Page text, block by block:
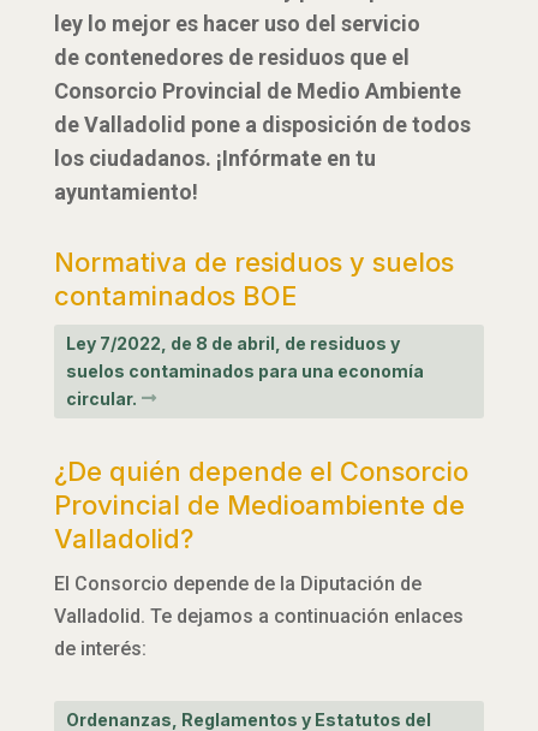
ley lo mejor es hacer uso del servicio
de contenedores de residuos que el
Consorcio Provincial de Medio Ambiente
de Valladolid pone a disposición de todos
los ciudadanos. ¡Infórmate en tu
ayuntamiento!
Normativa de residuos y suelos
contaminados BOE
Ley 7/2022, de 8 de abril, de residuos y
suelos contaminados para una economía
circular.
¿De quién depende el Consorcio
Provincial de Medioambiente de
Valladolid?
El Consorcio depende de la Diputación de
Valladolid. Te dejamos a continuación enlaces
de interés:
Ordenanzas, Reglamentos y Estatutos del